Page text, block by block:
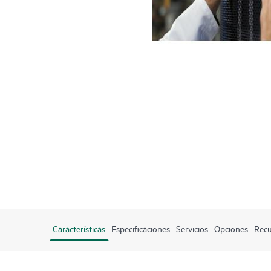
Características Especificaciones Servicios Opciones